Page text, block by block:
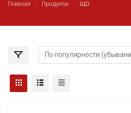
Главная Продукты ЩО